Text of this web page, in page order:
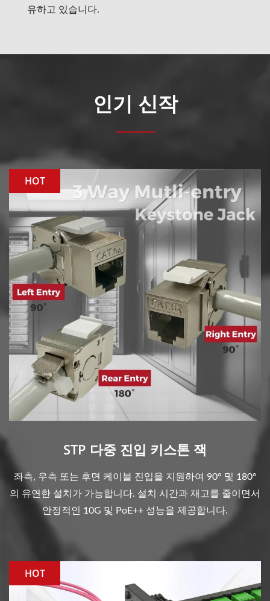
유하고 있습니다.
인기 신작
HOT
STP 다중 진입 키스톤 잭
좌측, 우측 또는 후면 케이블 진입을 지원하여 90° 및 180°
의 유연한 설치가 가능합니다. 설치 시간과 재고를 줄이면서
안정적인 10G 및 PoE++ 성능을 제공합니다.
HOT